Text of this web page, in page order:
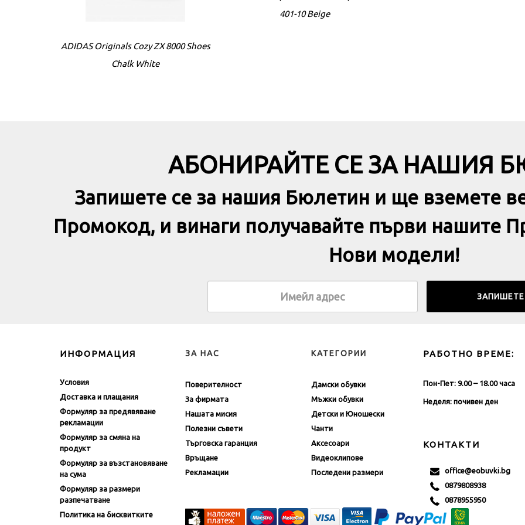
ADIDAS Originals Cozy ZX 8000 Shoes
Chalk White
401-10 Beige
АБОНИРАЙТЕ СЕ ЗА НАШИЯ
Запишете се за нашия Бюлетин и ще вземете
Промокод, и винаги получавайте първи нашите
Нови модели!
ИНФОРМАЦИЯ
Условия
Доставка и плащания
Формуляр за предявяване
рекламации
Формуляр за смяна на
продукт
Формуляр за възстановяване
на сума
Формуляр за размери
разпечатване
Политика на бисквитките
ЗА НАС
Поверителност
За фирмата
Нашата мисия
Полезни съвети
Търговска гаранция
Връщане
Рекламации
КАТЕГОРИИ
Дамски обувки
Мъжки обувки
Детски и Юношески
Чанти
Аксесоари
Видеоклипове
Последени размери
РАБОТНО ВРЕМЕ:
Пон-Пет: 9.00 – 18.00 часа
Неделя: почивен ден
КОНТАКТИ
office@eobuvki.bg
0879808938
0878955950